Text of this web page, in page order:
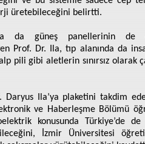
üretebileceğini belirtti.
ya da güneş panellerinin
Prof. Dr. Ila, tıp alanında da
pili gibi aletlerin sınırsız olarak
Daryus Ila’ya plaketini takdim
ve Haberleşme Bölümü
konusunda Türkiye’de
İzmir Üniversitesi